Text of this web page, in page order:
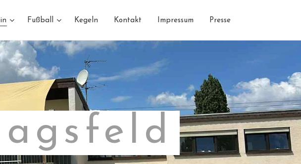
Fußball Kegeln Kontakt Impressum Presse